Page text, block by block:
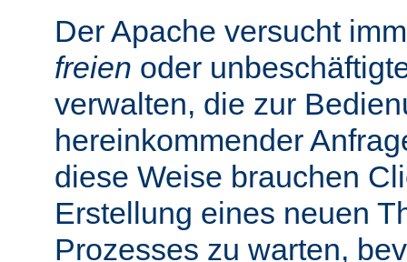
Der Apache versucht
freien oder
verwalten, die zur
hereinkommender
diese Weise brauchen
Erstellung eines neuen
Prozesses zu warten,